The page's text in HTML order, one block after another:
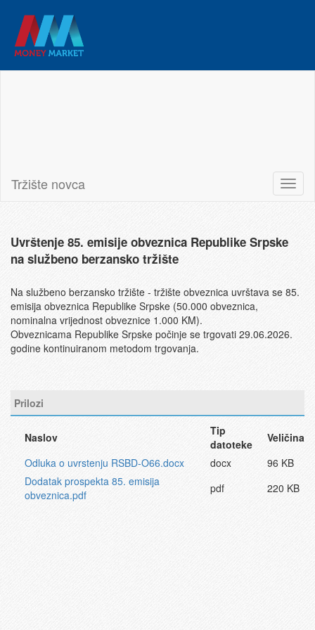
Tržište novca
Uvrštenje 85. emisije obveznica Republike Srpske
na službeno berzansko tržište
Na službeno berzansko tržište - tržište obveznica uvrštava se 85.
emisija obveznica Republike Srpske (50.000 obveznica,
nominalna vrijednost obveznice 1.000 KM).
Obveznicama Republike Srpske počinje se trgovati 29.06.2026.
godine kontinuiranom metodom trgovanja.
Prilozi
Naslov
Tip
datoteke
Veličina
Odluka o uvrstenju RSBD-O66.docx
docx
96 KB
Dodatak prospekta 85. emisija
obveznica.pdf
pdf 220 KB